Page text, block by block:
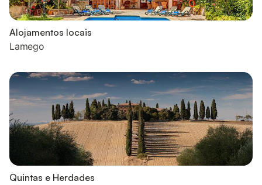
Alojamentos locais
Lamego
Quintas e Herdades